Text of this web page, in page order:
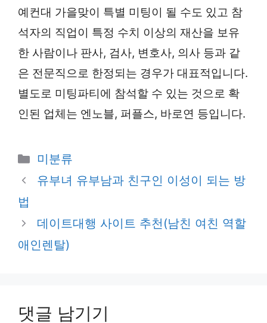
예컨대 가을맞이 특별 미팅이 될 수도 있고 참
석자의 직업이 특정 수치 이상의 재산을 보유
한 사람이나 판사, 검사, 변호사, 의사 등과 같
은 전문직으로 한정되는 경우가 대표적입니다.
별도로 미팅파티에 참석할 수 있는 것으로 확
인된 업체는 엔노블, 퍼플스, 바로연 등입니다.
카
테
미분류
유부녀 유부남과 친구인 이성이 되는 방
법
데이트대행 사이트 추천(남친 여친 역할
애인렌탈)
댓글 남기기